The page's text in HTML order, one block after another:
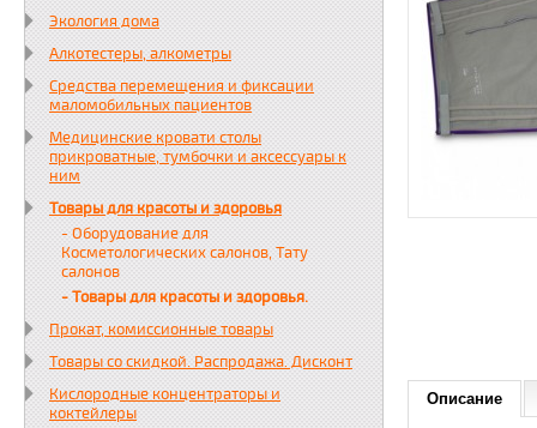
Экология дома
Алкотестеры, алкометры
Средства перемещения и фиксации
маломобильных пациентов
Медицинские кровати столы
прикроватные, тумбочки и аксессуары к
ним
Товары для красоты и здоровья
- Оборудование для
Косметологических салонов, Тату
салонов
- Товары для красоты и здоровья.
Прокат, комиссионные товары
Товары со скидкой. Распродажа. Дисконт
Кислородные концентраторы и
коктейлеры
Описание